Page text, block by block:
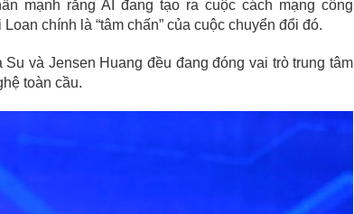
mạnh rằng AI đang tạo ra cuộc cách mạng công
chính là “tâm chấn” của cuộc chuyển đổi đó.
và Jensen Huang đều đang đóng vai trò trung tâm
toàn cầu.